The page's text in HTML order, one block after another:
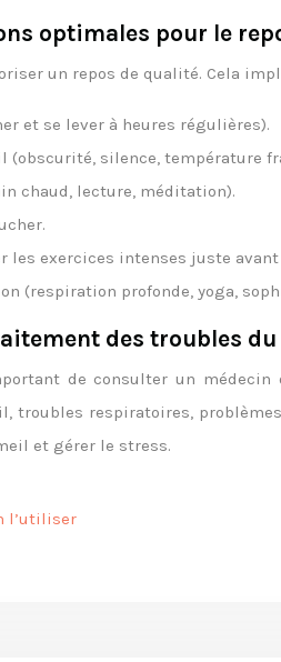
optimales pour le
un repos de qualité. Cela
et se lever à heures régulières).
(obscurité, silence, température
chaud, lecture, méditation).
exercices intenses juste avant
(respiration profonde, yoga,
des troubles
de consulter un
troubles respiratoires,
et gérer le stress.
l’utiliser